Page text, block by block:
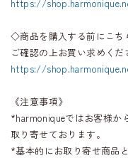
https://
◇商品を購入する前にこち
ご確認の上お買い求めくだ
https://
《注意事項》
*harmoniqueではお客様か
取り寄せております。
*基本的にお取り寄せ商品